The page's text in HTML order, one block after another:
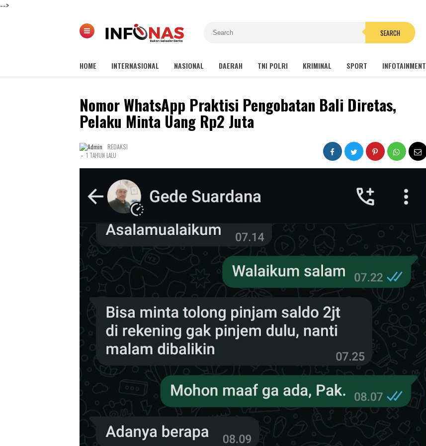
-->
SEARCH
HOME INTERNASIONAL NASIONAL DAERAH TNI POLRI KRIMINAL SPORT INFOTAINMENT
Nomor WhatsApp Praktisi Pengobatan Bali Diretas,
Pelaku Minta Uang Rp2 Juta
REDAKSI
- 1 TAHUN LALU